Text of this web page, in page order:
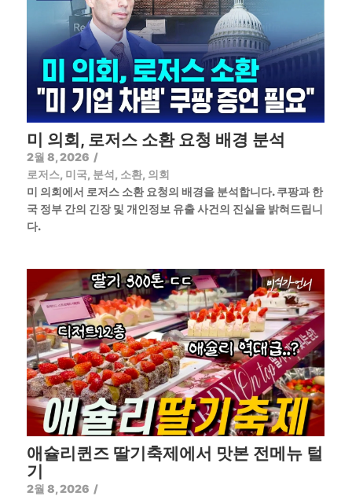
미 의회, 로저스 소환 요청 배경 분석
2월 8, 2026 /
로저스, 미국, 분석, 소환, 의회
미 의회에서 로저스 소환 요청의 배경을 분석합니다. 쿠팡과 한
국 정부 간의 긴장 및 개인정보 유출 사건의 진실을 밝혀드립니
다.
애슐리퀸즈 딸기축제에서 맛본 전메뉴 털
기
2월 8, 2026 /